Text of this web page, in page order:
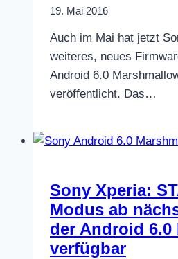
19. Mai 2016
Auch im Mai hat jetzt
weiteres, neues
Android 6.0
veröffentlicht. Das…
Sony Xperia:
Modus ab
der Android 6.0
verfügbar